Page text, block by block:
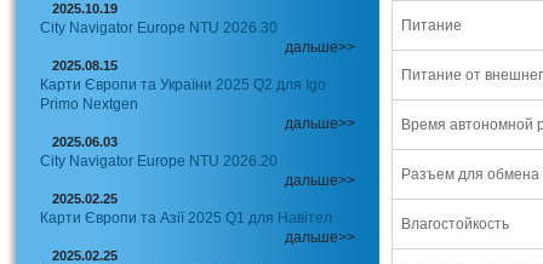
2025.10.19
City Navigator Europe NTU 2026.30
дальше>>
2025.08.15
Карти Європи та України 2025 Q2 для Igo
Primo Nextgen
дальше>>
2025.06.03
City Navigator Europe NTU 2026.20
дальше>>
2025.02.25
Карти Європи та Азії 2025 Q1 для Навітел
дальше>>
2025.02.25
Питание
Питание от
Время автономной
Разъем для
Влагостойкость